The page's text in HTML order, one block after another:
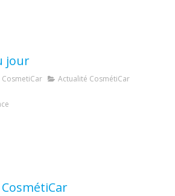
jour
CosmetiCar Actualité CosmétiCar